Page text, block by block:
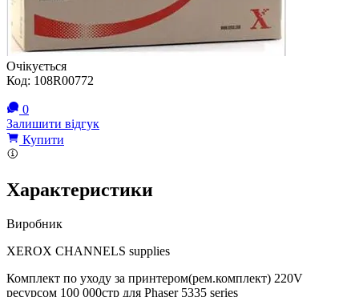
Очікується
Код: 108R00772
0
Залишити відгук
Купити
Характеристики
Виробник
XEROX CHANNELS supplies
Комплект по уходу за принтером(рем.комплект) 220V
ресурсом 100 000стр для Phaser 5335 series